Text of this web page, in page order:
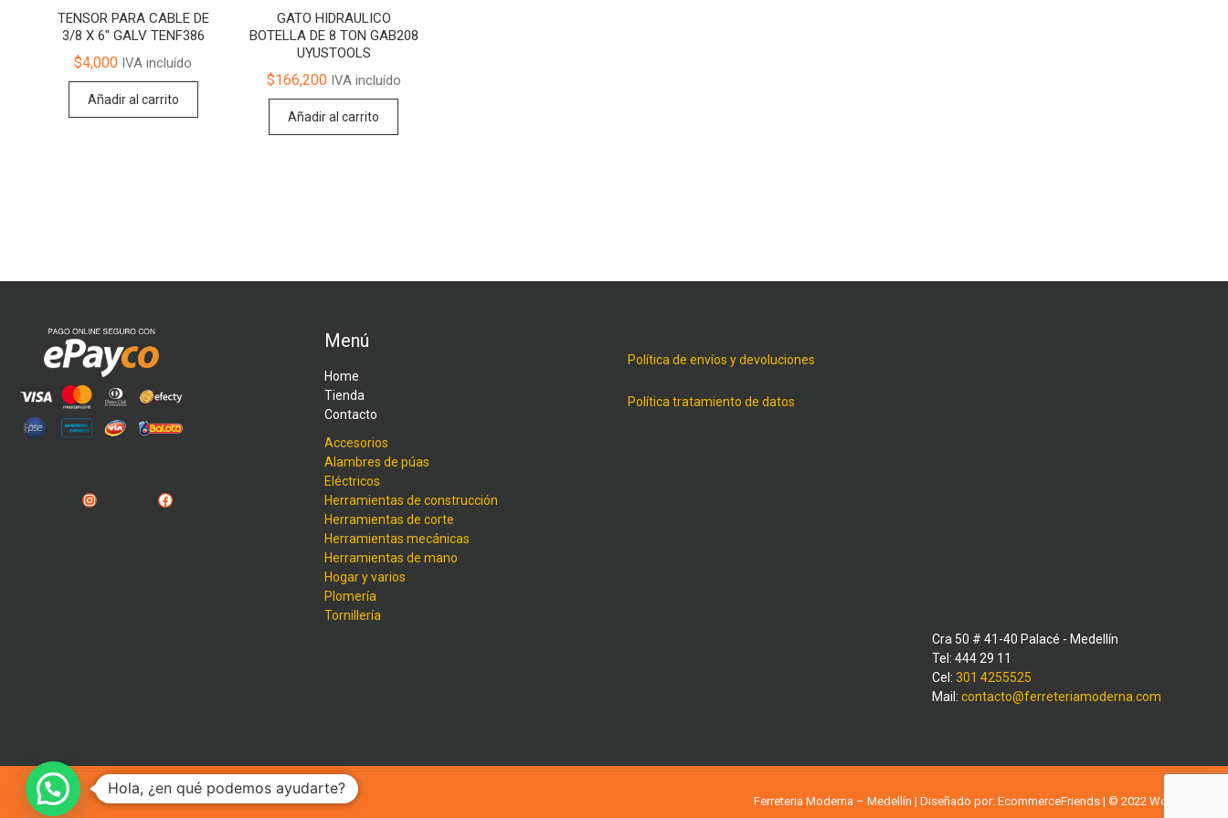
TENSOR PARA CABLE DE
3/8 X 6″ GALV TENF386
$4,000 IVA incluído
Añadir al carrito
GATO HIDRAULICO
BOTELLA DE 8 TON GAB208
UYUSTOOLS
$166,200IVA incluído
Añadir al carrito
Instagram Facebook
Menú
Home
Tienda
Contacto
Accesorios
Alambres de púas
Eléctricos
Herramientas de construcción
Herramientas de corte
Herramientas mecánicas
Herramientas de mano
Hogar y varios
Plomería
Tornillería
Política de envíos y devoluciones
Política tratamiento de datos
Cra 50 # 41-40 Palacé - Medellín
Tel: 444 29 11
Cel: 301 4255525
Mail: contacto@ferreteriamoderna.com
Ferreteria Moderna – Medellín | Diseñado por: EcommerceFriends | © 2022 WordPress
Hola, ¿en qué podemos ayudarte?